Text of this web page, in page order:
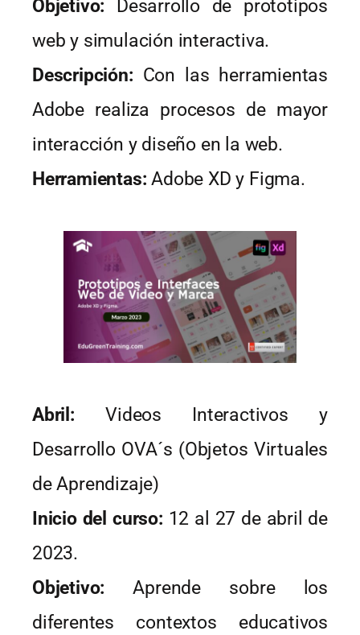
Objetivo: Desarrollo de prototipos
web y simulación interactiva.
Descripción: Con las herramientas
Adobe realiza procesos de mayor
interacción y diseño en la web.
Herramientas: Adobe XD y Figma.
Abril: Videos Interactivos y
Desarrollo OVA´s (Objetos Virtuales
de Aprendizaje)
Inicio del curso: 12 al 27 de abril de
2023.
Objetivo: Aprende sobre los
diferentes contextos educativos